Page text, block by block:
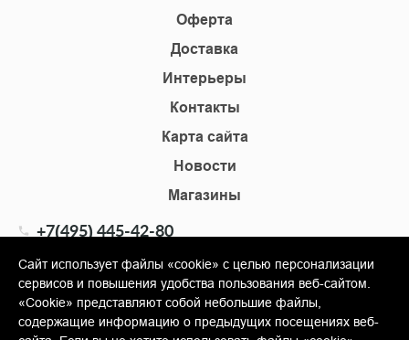
Оферта
Доставка
Интерьеры
Контакты
Карта сайта
Новости
Магазины
+7(495) 445-42-80
info@shopkm.ru
© Copyright 2013-2026 KERAMA MARAZZI, ООО «Гамма
Сайт использует файлы «cookie» с целью персонализации
сервисов и повышения удобства пользования веб-сайтом.
«Cookie» представляют собой небольшие файлы,
содержащие информацию о предыдущих посещениях веб-